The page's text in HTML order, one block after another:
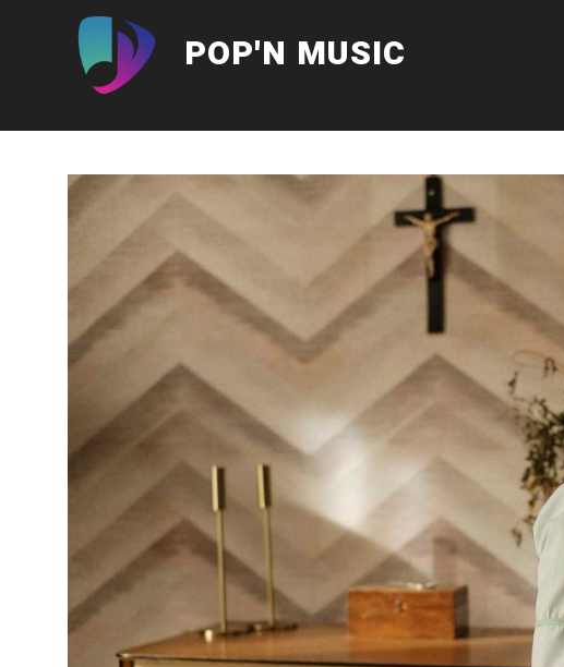
POP'N MUSIC